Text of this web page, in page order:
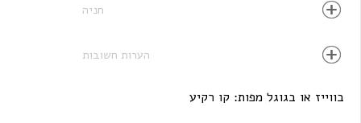
חניה
הערות חשובות
בווייז או בגוגל מפות: קו רקיע